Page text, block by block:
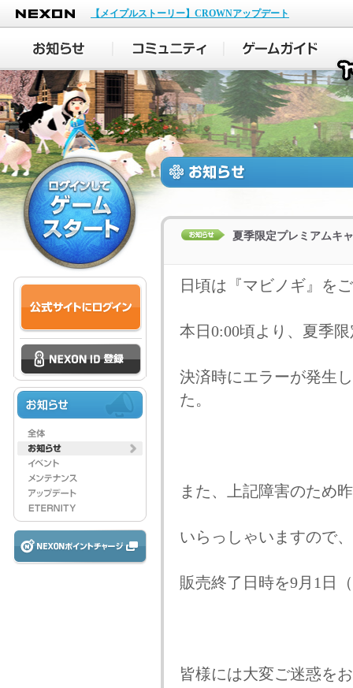
NEXON
【メイプルストーリー】CROWNアップデート
夏季限定プレミアムキ
日頃は『マビノギ』を
本日0:00頃より、夏季
決済時にエラーが発生
た。
また、上記障害のため
いらっしゃいますので
販売終了日時を9月1日
皆様には大変ご迷惑を